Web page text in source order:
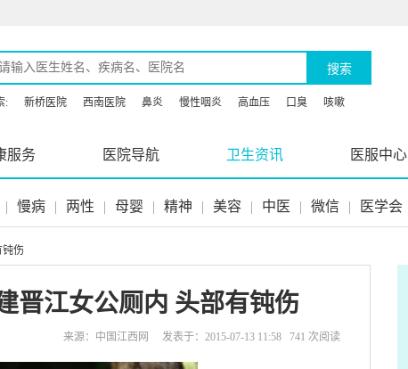
搜索
: 新桥医院 西南医院 鼻炎 慢性咽炎 高血压 口臭 咳嗽
服务 医院导航 卫生资讯 医服中心
| 慢病 | 两性 | 母婴 | 精神 | 美容 | 中医 | 微信 | 医学会
钝伤
晋江女公厕内 头部有钝伤
来源：中国江西网 发表于：2015-07-13 11:58 741 次阅读